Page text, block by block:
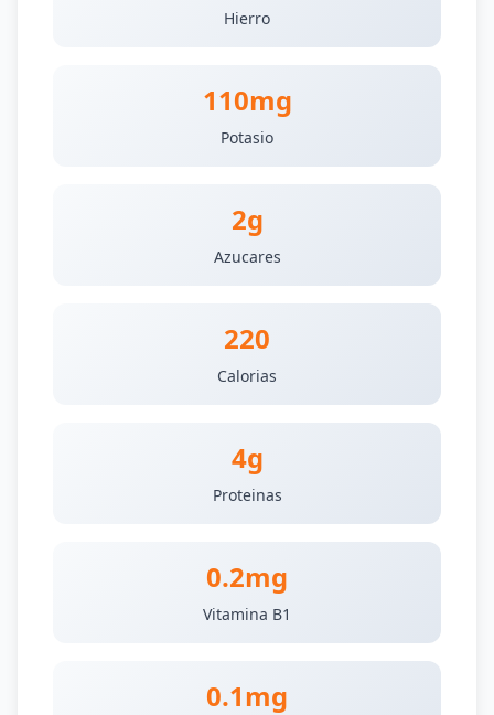
Hierro
110mg
Potasio
2g
Azucares
220
Calorias
4g
Proteinas
0.2mg
Vitamina B1
0.1mg